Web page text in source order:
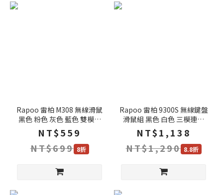
Rapoo 雷柏 M308 無線滑鼠
黑色 粉色 灰色 藍色 雙模連
線 多設備連接 對稱設計 無線
滑鼠 藍芽滑鼠 文書滑鼠 靜音
滑鼠 滑鼠
NT$559
NT$699 8折
Rapoo 雷柏 9300S 無線鍵盤
滑鼠組 黑色 白色 三模連線
支援雙系統 無線鍵盤 藍芽鍵
盤 無線滑鼠 鍵盤滑鼠組
NT$1,138
NT$1,290 8.8折